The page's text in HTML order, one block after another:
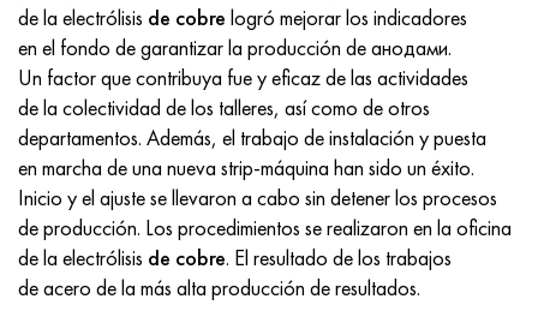
de la electrólisis de cobre logró mejorar los indicadores
en el fondo de garantizar la producción de анодами.
Un factor que contribuya fue y eficaz de las actividades
de la colectividad de los talleres, así como de otros
departamentos. Además, el trabajo de instalación y puesta
en marcha de una nueva strip-máquina han sido un éxito.
Inicio y el ajuste se llevaron a cabo sin detener los procesos
de producción. Los procedimientos se realizaron en la oficina
de la electrólisis de cobre. El resultado de los trabajos
de acero de la más alta producción de resultados.
Inconel 693
Inconel 706
Inconel 718
Inconel 725
40KHNM
Aleación 40HNYU-VI
Aleación 42N, Invar
aleación
KhN56MVKYU
KhN56MVTYu
XN56MBYUD
ХН58В
VT-14
VT-16
VT18, VT18U
BT20
Ti-6Al-6V-2Sn
Ti-6Al-2Sn-4Zr-2Mo
Ti-6Al-2Sn-4Zr-6Mo
Ti-8Al-1Mo-1V
1.4910 - AISI 316Ln
1.4919-asi 316h
Aleación 1.4922
Aleación 1.4923
Aleación 1.4418
1.4429 - AISI 316Ln
Aleación 1.4430
Aleación 1.4432
1.4008 - AISI 414
1.4512 - AISI 409
08Х17Н15М3Т
08X18N12B
08Х21Н6М2Т
09x14n19v2br
C95300, CuAl9
C62300-CuAl10Fe3
C62400-CuAl11Fe3
Bronce de níquel aluminio
c63000, 2.0966, CuAl10Ni5Fe4
Lo70-1, CuZn28Sn1As, c44300
Lo90-1, C41000
Lc40s, CuZn37AI1, C85800
LMC58-2, 2.0572, CuZn40Mn2
C37700, 2.0380, CuZn39Pb2
C38500, 2.0401, CuZn39Pb3
C38010, 2.0402, CuZn40Pb2
C35330, CuZn36Pb2As, cw602n
Vak4
Vd1, 1105
Swa5
AlCuMg1, 3.1325
AlCuMg2, 3.1355
18X11MNFB, X22CrMoV12-1
20K, p265gh, st41k
30X3MF, 31CrMoV9
Acero de relajación resistente al calor
30XM, 25CrMo4, 1.7218
Acero estructural de baja aleación
09G2S, 13mn6, 09g2s
14G2, 17mn4, p295gh
16g, 15ga
16G2AF, p460n, s420n
6XS, 60MnSi4, 6h
9ХВГ, 100MnCrW4
X6VF, X100CrMoV5-1, 1.2363
X12, X210Cr12, 1.2080
X12M, X165CrMoV12, 1.2601